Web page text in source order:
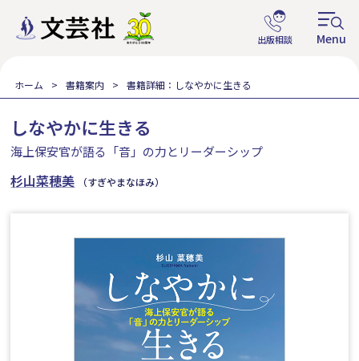
ホーム 書籍案内 書籍詳細：しなやかに生きる
しなやかに生きる
海上保安官が語る「音」の力とリーダーシップ
杉山菜穂美 （すぎやまなほみ）